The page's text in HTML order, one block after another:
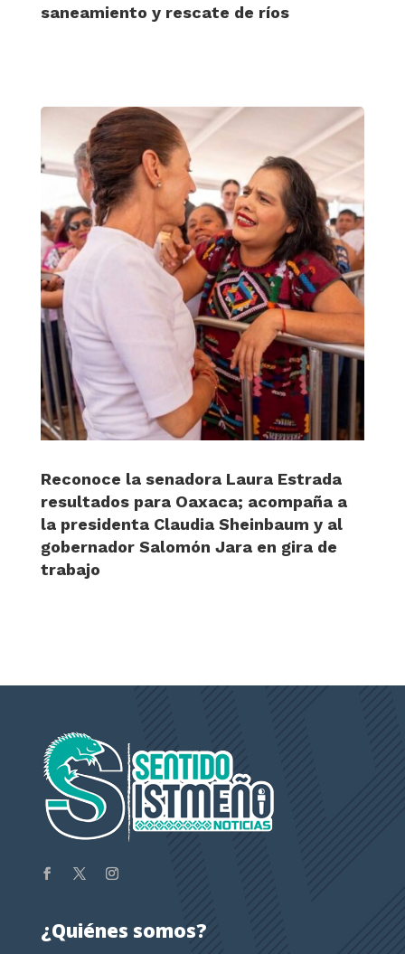
saneamiento y rescate de ríos
Reconoce la senadora Laura Estrada
resultados para Oaxaca; acompaña a
la presidenta Claudia Sheinbaum y al
gobernador Salomón Jara en gira de
trabajo
¿Quiénes somos?